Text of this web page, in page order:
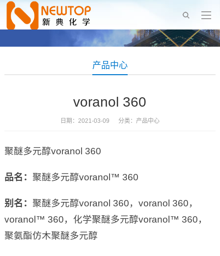
产品中心
voranol 360
日期：2021-03-09 分类： 产品中心
聚醚多元醇voranol 360
品名： 聚醚多元醇voranol™ 360
别名： 聚醚多元醇voranol 360，voranol 360，
voranol™ 360，化学聚醚多元醇voranol™ 360，
聚氨酯仿木聚醚多元醇